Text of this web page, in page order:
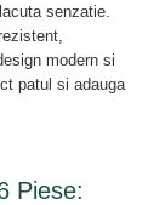
senzatie.
modern si
patul si adauga
Piese: